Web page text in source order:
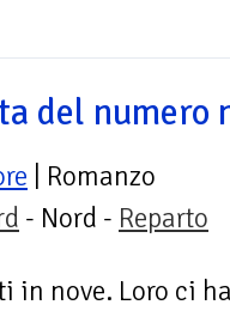
del numero
| Romanzo
- Nord - Reparto
in nove. Loro ci